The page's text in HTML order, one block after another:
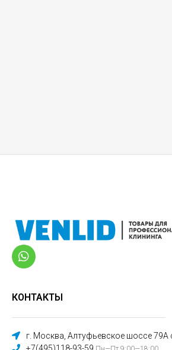
КОНТАКТЫ
г. Москва, Алтуфьевское шоссе 79А